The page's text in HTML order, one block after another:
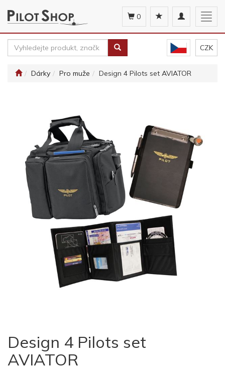
Toggle
navigation
0
CZK
Dárky Pro muže Design 4 Pilots set AVIATOR
Design 4 Pilots set
AVIATOR